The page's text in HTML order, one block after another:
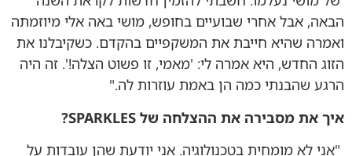
הבאה, אבל אחרי שבועיים בחופש, מושי באה אלי מיוזמתה
ואמרה שהיא חייבת את המשקפיים בהקדם. כשקיבלנו את
הזוג החדש, היא אמרה לי: 'מאמי, זו פשוט הצלה!'. זה היה
הרגע שהבנתי כמה הן באמת עוזרות לה."
איך את מסבירה את ההצלחה של
?
"אני לא מומחית בטכנולוגיה. אני יודעת שהן עובדות על